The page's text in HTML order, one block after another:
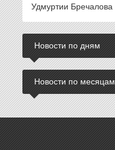
Удмуртии Бречалова
Новости по дням
Новости по месяцам